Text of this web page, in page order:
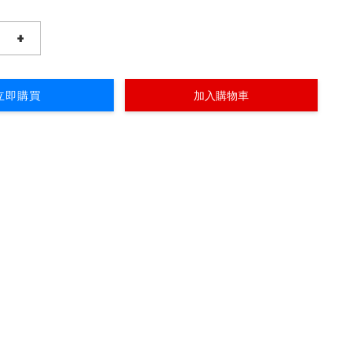
+
即購買 加入購物車